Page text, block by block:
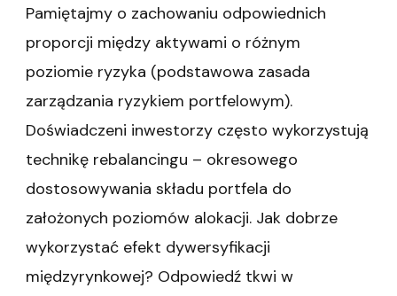
Pamiętajmy o zachowaniu odpowiednich
proporcji między aktywami o różnym
poziomie ryzyka (podstawowa zasada
zarządzania ryzykiem portfelowym).
Doświadczeni inwestorzy często wykorzystują
technikę rebalancingu – okresowego
dostosowywania składu portfela do
założonych poziomów alokacji. Jak dobrze
wykorzystać efekt dywersyfikacji
międzyrynkowej? Odpowiedź tkwi w